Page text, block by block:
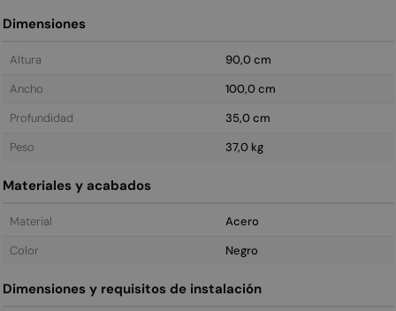
Dimensiones
Altura
90,0 cm
Ancho
100,0 cm
Profundidad
35,0 cm
Peso
37,0 kg
Materiales y acabados
Material
Acero
Color
Negro
Dimensiones y requisitos de instalación